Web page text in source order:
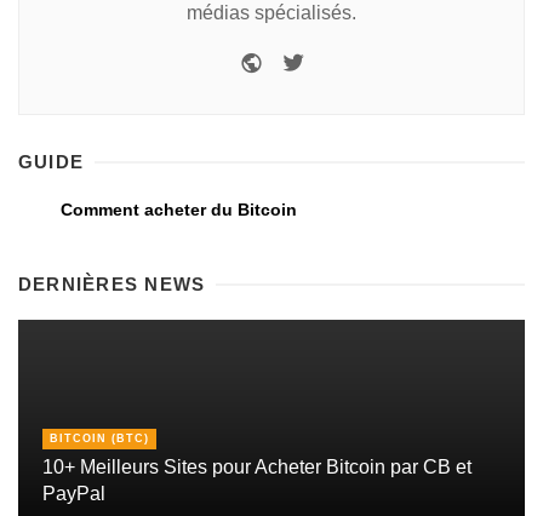
médias spécialisés.
GUIDE
Comment acheter du Bitcoin
DERNIÈRES NEWS
BITCOIN (BTC)
10+ Meilleurs Sites pour Acheter Bitcoin par CB et
PayPal